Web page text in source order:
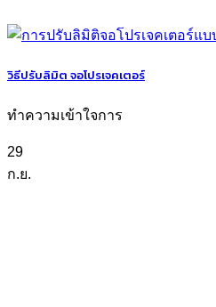
วิธีปรับลิมิต จอโปรเจคเตอร์
ทำความเข้าใจการ
29
ก.ย.